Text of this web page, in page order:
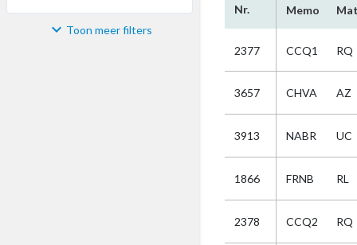
Materiaal Toon meer filters
Nr. Memo
2377 CCQ1 RQ
3657 CHVA AZ
3913 NABR UC
1866 FRNB RL
2378 CCQ2 RQ